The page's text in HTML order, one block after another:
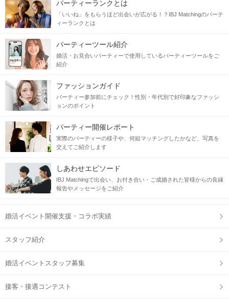
パーティーランクとは
「いいね」をもらうほど出会いが広がる！？IBJ Matchingのパーテ
ィーランクとは
パーティーツール紹介
婚活・お見合いパーティーで使用しているパーティーツールをご
紹介
ファッションガイド
パーティー参加前にチェック！性別・年代別で好印象なファッシ
ョンのポイント
パーティー開催レポート
実際のパーティーの様子や、何組マッチングしたかなど、写真を
交えてご紹介します
しあわせエピソード
IBJ Matchingで出会い、お付き合い・ご成婚された皆様からの良縁
報告やメッセージをご紹介
婚活イベント開催支援・コラボ実績
スタッフ紹介
婚活イベントスタッフ募集
接客・接遇コンテスト